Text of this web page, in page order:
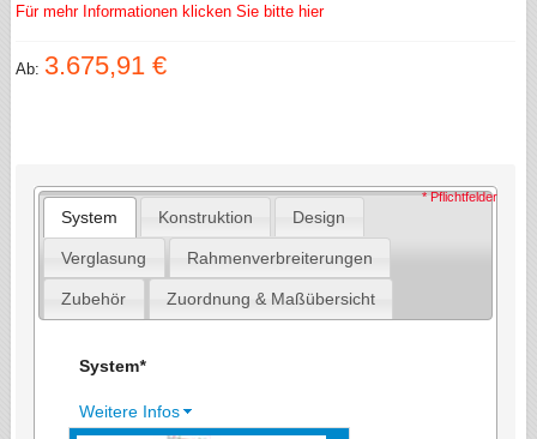
Für mehr Informationen klicken Sie bitte hier
Ab: 3.675,91 €
System Konstruktion Design
Verglasung Rahmenverbreiterungen
Zubehör Zuordnung & Maßübersicht
System*
Weitere Infos
* Pflichtfelder